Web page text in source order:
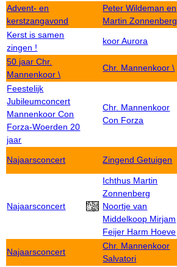
Advent- en
kerstzangavond
Peter Wildeman en
Martin Zonnenberg
Kerst is samen
zingen !
koor Aurora
50 jaar Chr.
Mannenkoor \
Chr. Mannenkoor \
Feestelijk
Jubileumconcert
Mannenkoor Con
Forza-Woerden 20
jaar
Chr. Mannenkoor
Con Forza
Najaarsconcert Zingend Getuigen
Najaarsconcert
Ichthus Martin
Zonnenberg
Noortje van
Middelkoop Mirjam
Feijer Harm Hoeve
Najaarsconcert
Chr. Mannenkoor
Salvatori